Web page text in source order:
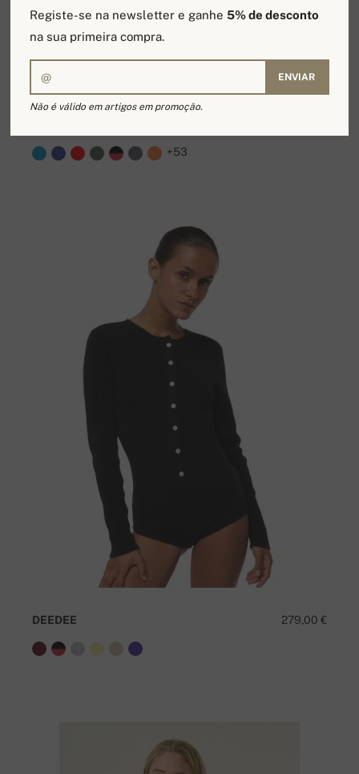
+53
279,00 €
DEEDEE
Registe-se na newsletter e ganhe5% de desconto
na sua primeira compra.
ENVIAR
Não é válido em artigos em promoção.